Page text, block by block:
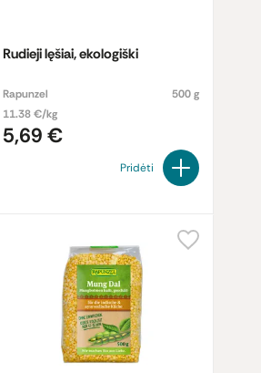
Rudieji lęšiai, ekologiški
Rapunzel
500 g
11.38 €/kg
5,69 €
Pridėti